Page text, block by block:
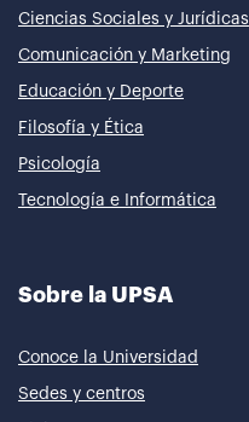
Ciencias Sociales y Jurídicas
Comunicación y Marketing
Educación y Deporte
Filosofía y Ética
Psicología
Tecnología e Informática
Sobre la UPSA
Conoce la Universidad
Sedes y centros